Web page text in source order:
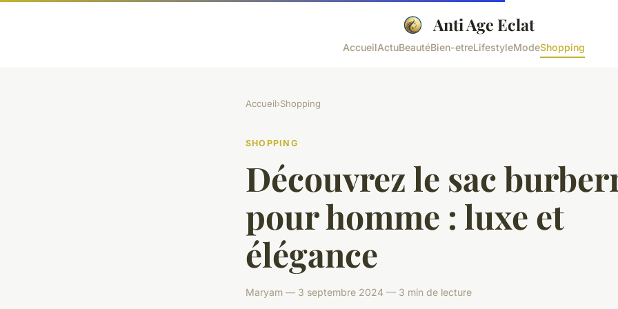
Anti Age Eclat
AccueilActuBeautéBien-etreLifestyleModeShopping
Accueil›Shopping
SHOPPING
Découvrez le sac
pour homme : luxe et
élégance
Maryam — 3 septembre 2024 — 3 min de lecture